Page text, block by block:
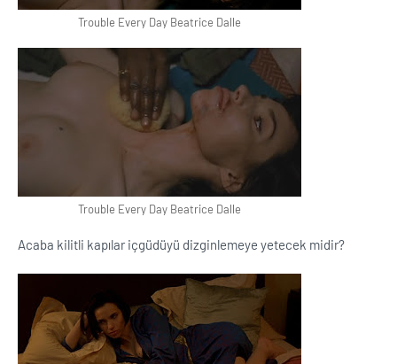
Trouble Every Day Beatrice Dalle
Trouble Every Day Beatrice Dalle
Acaba kilitli kapılar içgüdüyü dizginlemeye yetecek midir?